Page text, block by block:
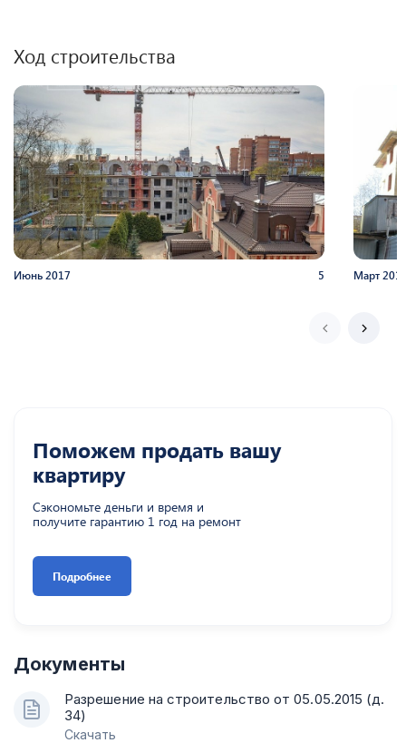
Ход строительства
Июнь 2017 5 Март
Поможем продать вашу
квартиру
Сэкономьте деньги и время и
получите гарантию 1 год на ремонт
Подробнее
Документы
Разрешение на строительство от 05.05.2015 (д.
34)
Скачать